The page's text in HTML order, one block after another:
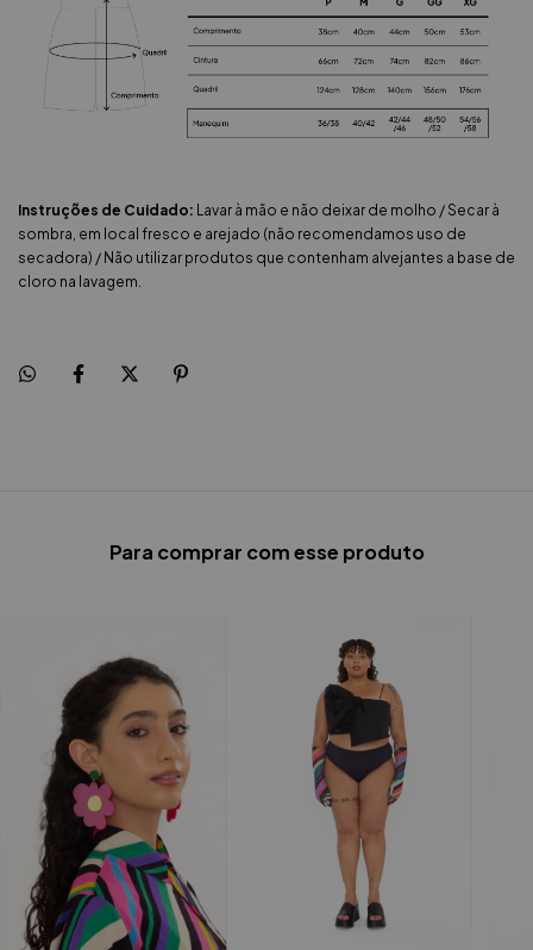
Instruções de Cuidado: Lavar à mão e não deixar de molho / Secar à
sombra, em local fresco e arejado (não recomendamos uso de
secadora) / Não utilizar produtos que contenham alvejantes a base de
cloro na lavagem.
Para comprar com esse produto